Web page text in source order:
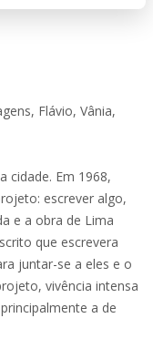
Flávio, Vânia,
cidade. Em 1968,
escrever algo,
e a obra de Lima
que escrevera
juntar-se a eles e o
vivência intensa
a de